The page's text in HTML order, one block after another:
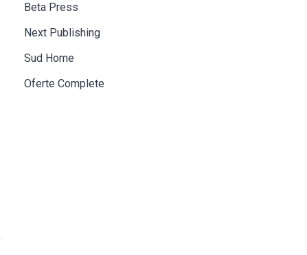
Beta Press
Next Publishing
Sud Home
Oferte Complete